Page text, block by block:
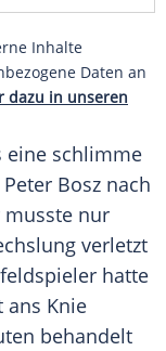
Inhalte
Daten an
dazu in unseren
eine schlimme
Peter Bosz nach
musste nur
verletzt
hatte
ans Knie
behandelt